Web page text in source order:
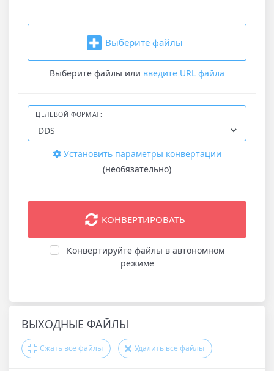
Выберите файлы
Выберите файлы или введите URL файла
ЦЕЛЕВОЙ ФОРМАТ:
Установить параметры конвертации
(необязательно)
КОНВЕРТИРОВАТЬ
Конвертируйте файлы в автономном
режиме
ВЫХОДНЫЕ ФАЙЛЫ
Сжать все файлы Удалить все файлы